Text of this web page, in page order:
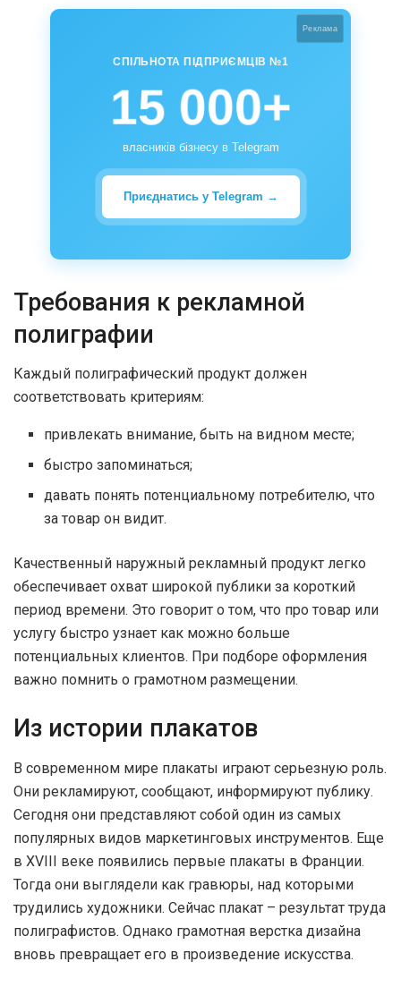
Реклама
СПІЛЬНОТА ПІДПРИЄМЦІВ №1
15 000+
власників бізнесу в Telegram
Приєднатись у Telegram →
Требования к рекламной
полиграфии
Каждый полиграфический продукт должен
соответствовать критериям:
привлекать внимание, быть на видном месте;
быстро запоминаться;
давать понять потенциальному потребителю, что
за товар он видит.
Качественный наружный рекламный продукт легко
обеспечивает охват широкой публики за короткий
период времени. Это говорит о том, что про товар или
услугу быстро узнает как можно больше
потенциальных клиентов. При подборе оформления
важно помнить о грамотном размещении.
Из истории плакатов
В современном мире плакаты играют серьезную роль.
Они рекламируют, сообщают, информируют публику.
Сегодня они представляют собой один из самых
популярных видов маркетинговых инструментов. Еще
в XVIII веке появились первые плакаты в Франции.
Тогда они выглядели как гравюры, над которыми
трудились художники. Сейчас плакат – результат труда
полиграфистов. Однако грамотная верстка дизайна
вновь превращает его в произведение искусства.